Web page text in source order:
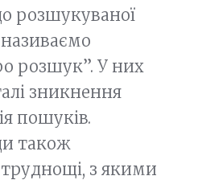
розшукуваної
розшук”. У них
зникнення
пошуків.
також
з якими